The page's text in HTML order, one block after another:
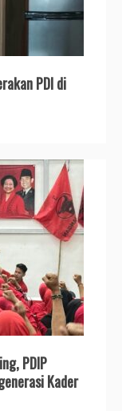
PDI di
PDIP
Kader